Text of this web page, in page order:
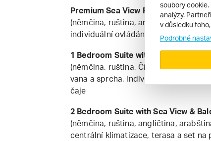
Premium Sea View Room with
(němčina, ruština, angličtina,
individuální ovládání klimatizace,
1 Bedroom Suite with Sea View &
(němčina, ruština, Čínština -chan,
vana a sprcha, individuální ovládání
čaje
2 Bedroom Suite with Sea View &
(němčina, ruština, angličtina,
centrální klimatizace, terasa a set na
soubory cookie.
analýzy.
v důsledku
Podrobné